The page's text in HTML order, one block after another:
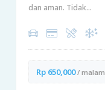
dan aman. Tidak...
Rp 650,000/ malam